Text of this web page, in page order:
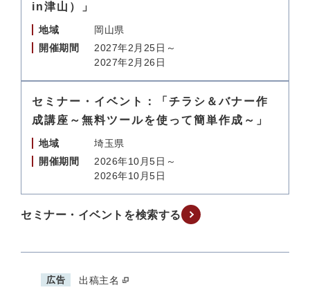
in津山）」
地域
岡山県
開催期間
2027年2月25日～
2027年2月26日
セミナー・イベント：「チラシ＆バナー作
成講座～無料ツールを使って簡単作成～」
地域
埼玉県
開催期間
2026年10月5日～
2026年10月5日
セミナー・イベントを検索する
広告 出稿主名